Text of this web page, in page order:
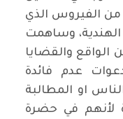
من الفيروس الذي
الهندية، وساهمت
الواقع والقضايا
عدم فائدة
او المطالبة
لأنهم في حضرة